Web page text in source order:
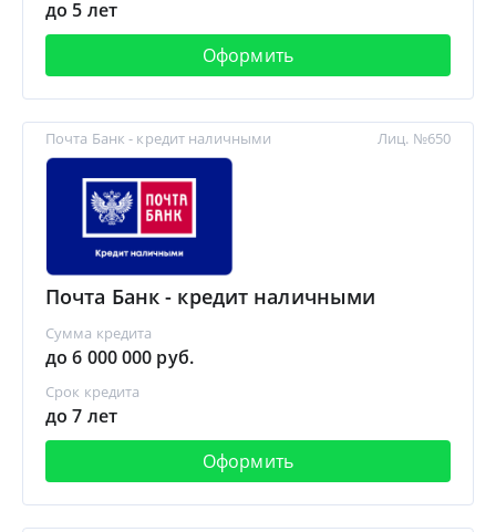
до 5 лет
Оформить
Почта Банк - кредит наличными
Почта Банк - кредит наличными
Сумма кредита
до 6 000 000 руб.
Срок кредита
до 7 лет
Оформить
Лиц. №650